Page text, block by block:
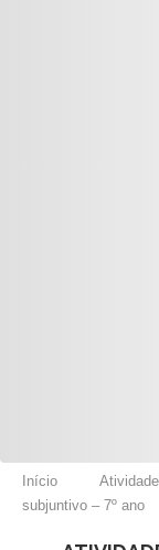
Início
subjuntivo – 7º ano